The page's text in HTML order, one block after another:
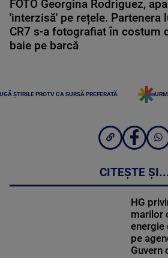
FOTO Georgina Rodriguez,
'interzisă' pe rețele. Partenera
CR7 s-a fotografiat în costum
baie pe barcă
ȘTIRILE PROTV CA SURSĂ PREFERATĂ
CITEȘTE ȘI...
HG
marilor
energie
pe
Guvern